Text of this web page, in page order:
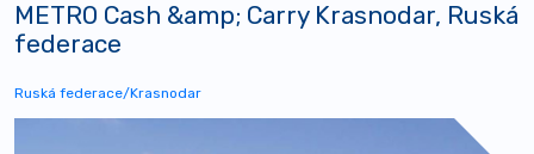
METRO Cash &amp; Carry Krasnodar, Ruská
federace
Ruská federace/Krasnodar